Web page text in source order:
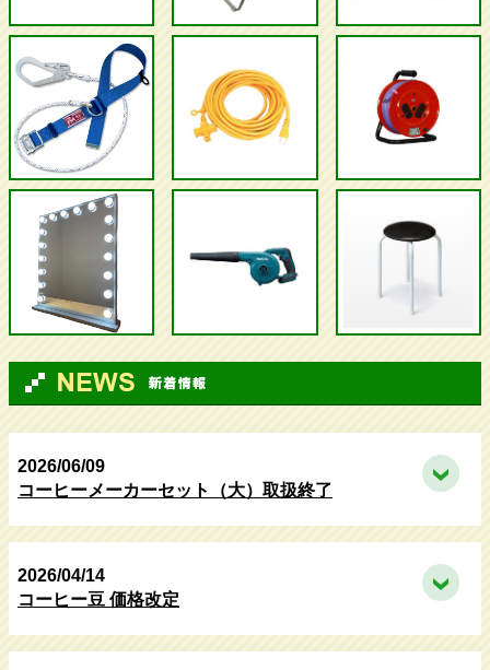
2026/06/09
コーヒーメーカーセット（大）取扱終了
2026/04/14
コーヒー豆 価格改定